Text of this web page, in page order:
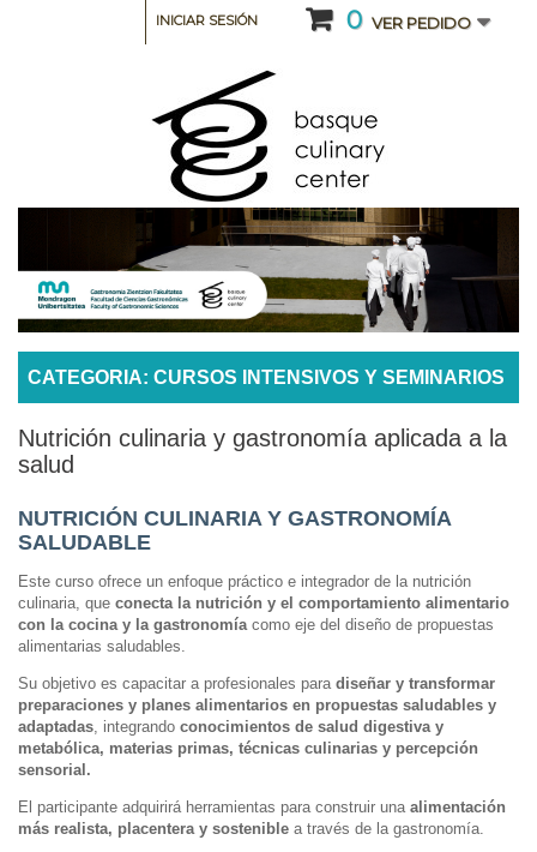
0 VER PEDIDO
INICIAR SESIÓN
CATEGORIA: CURSOS INTENSIVOS Y SEMINARIOS
Nutrición culinaria y gastronomía aplicada a la
salud
NUTRICIÓN CULINARIA Y GASTRONOMÍA
SALUDABLE
Este curso ofrece un enfoque práctico e integrador de la nutrición
culinaria, que conecta la nutrición y el comportamiento alimentario
con la cocina y la gastronomía como eje del diseño de propuestas
alimentarias saludables.
Su objetivo es capacitar a profesionales para diseñar y transformar
preparaciones y planes alimentarios en propuestas saludables y
adaptadas , integrando conocimientos de salud digestiva y
metabólica, materias primas, técnicas culinarias y percepción
sensorial.
El participante adquirirá herramientas para construir una alimentación
más realista, placentera y sostenible a través de la gastronomía.